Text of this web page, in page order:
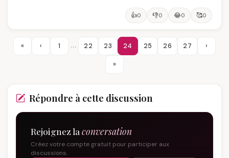
👍0 👎0 😂0 🥰0
« ‹ 1 … 22 23 24 25 26 27 ›
»
Répondre à cette discussion
Rejoignez la conversation
Créez votre compte gratuit pour participer aux
discussions.